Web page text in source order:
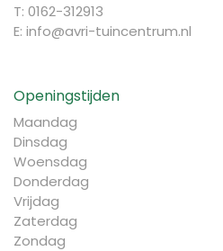
T: 0162-312913
E: info@avri-tuincentrum.nl
Openingstijden
Maandag
Dinsdag
Woensdag
Donderdag
Vrijdag
Zaterdag
Zondag